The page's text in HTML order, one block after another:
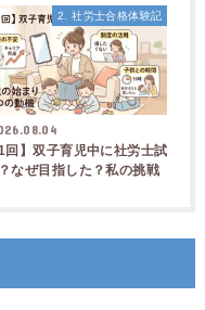
2. 社労士合格体験記
1回】双子育児中に社労士試
なぜ目指した？私の挑戦